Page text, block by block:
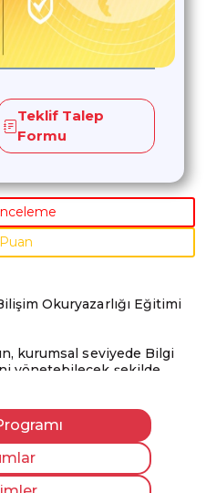
Okuryazarlığı Eğitimi
kurumsal seviyede Bilgi
yönetebilecek şekilde,
alt yapısına sahip
uygulamaya
olan kuruluş çalışanları,
uygulayan tüm
Teklif Talep
Formu